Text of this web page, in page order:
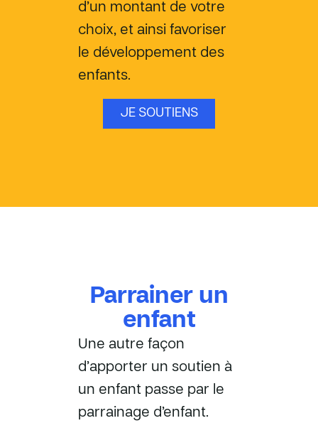
d’un montant de votre
choix, et ainsi favoriser
le développement des
enfants.
JE SOUTIENS
Parrainer un
enfant
Une autre façon
d’apporter un soutien à
un enfant passe par le
parrainage d’enfant.